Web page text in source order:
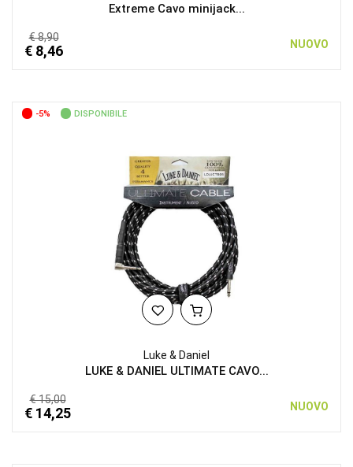
Extreme Cavo minijack...
€ 8,90
€ 8,46 NUOVO
-5% DISPONIBILE
Luke & Daniel
LUKE & DANIEL ULTIMATE CAVO...
€ 15,00
€ 14,25 NUOVO